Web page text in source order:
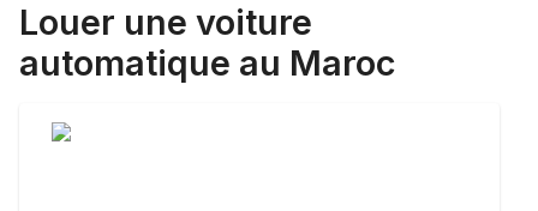
Louer une voiture
automatique au Maroc